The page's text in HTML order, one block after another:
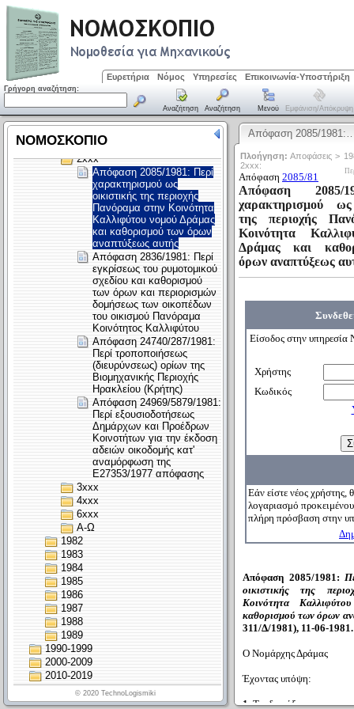
Ευρετήρια Νόμος Υπηρεσίες Επικοινωνία-Υποστήριξη
Γρήγορη αναζήτηση:
Αναζήτηση Αναζήτηση Μενού Εμφάνιση/απόκρυψη
Απόφαση 2085/